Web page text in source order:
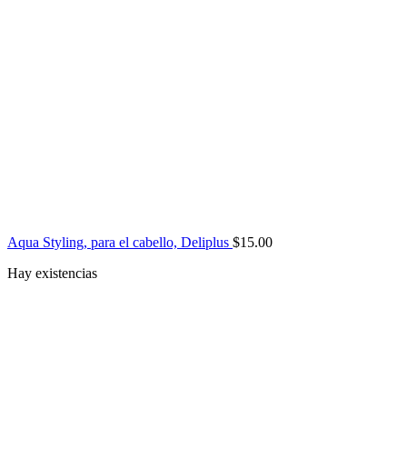
Aqua Styling, para el cabello, Deliplus $15.00
Hay existencias